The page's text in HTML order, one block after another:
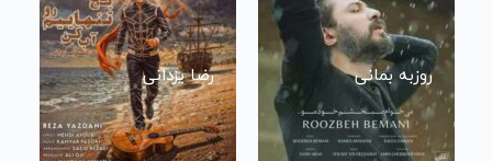
روزبه بمانی رضا یزدانی